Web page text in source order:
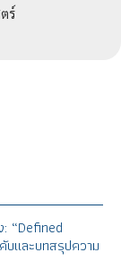
ร์
: “Defined
และบทสรุปความ